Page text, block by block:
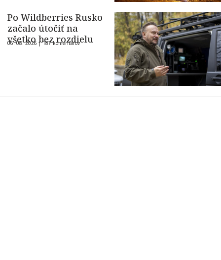
Po Wildberries Rusko
začalo útočiť na
všetko bez rozdielu
06. 08. 2026 |187 komentárov